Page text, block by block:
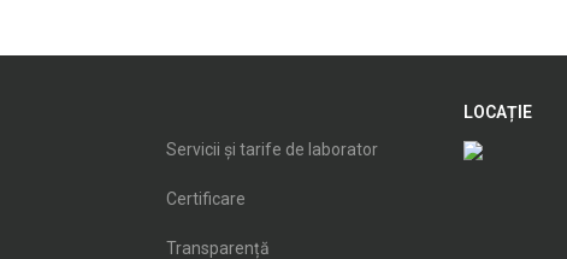
Servicii și tarife de laborator
Certificare
Transparență
LOCAȚIE